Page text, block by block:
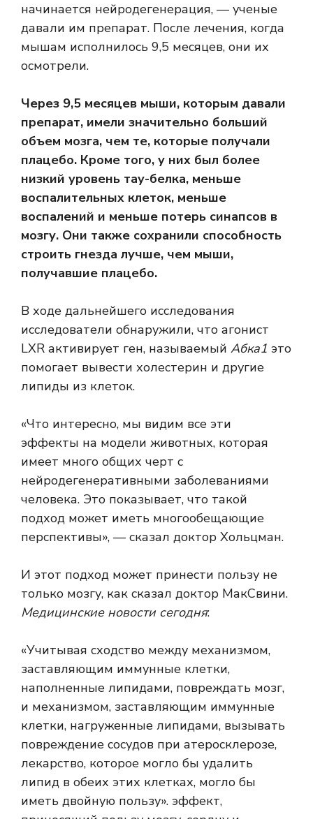
начинается нейродегенерация, — ученые
давали им препарат. После лечения, когда
мышам исполнилось 9,5 месяцев, они их
осмотрели.
Через 9,5 месяцев мыши, которым давали
препарат, имели значительно больший
объем мозга, чем те, которые получали
плацебо. Кроме того, у них был более
низкий уровень тау-белка, меньше
воспалительных клеток, меньше
воспалений и меньше потерь синапсов в
мозгу. Они также сохранили способность
строить гнезда лучше, чем мыши,
получавшие плацебо.
В ходе дальнейшего исследования
исследователи обнаружили, что агонист
LXR активирует ген, называемый Абка1 это
помогает вывести холестерин и другие
липиды из клеток.
«Что интересно, мы видим все эти
эффекты на модели животных, которая
имеет много общих черт с
нейродегенеративными заболеваниями
человека. Это показывает, что такой
подход может иметь многообещающие
перспективы», — сказал доктор Хольцман.
И этот подход может принести пользу не
только мозгу, как сказал доктор МакСвини.
Медицинские новости сегодня:
«Учитывая сходство между механизмом,
заставляющим иммунные клетки,
наполненные липидами, повреждать мозг,
и механизмом, заставляющим иммунные
клетки, нагруженные липидами, вызывать
повреждение сосудов при атеросклерозе,
лекарство, которое могло бы удалить
липид в обеих этих клетках, могло бы
иметь двойную пользу». эффект,